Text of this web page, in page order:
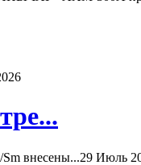
внесены...29 Июль